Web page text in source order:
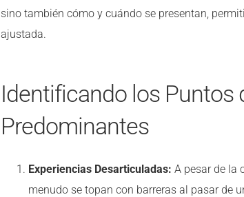
sino también cómo y cuándo se presentan,
ajustada.
Identificando los Puntos
Predominantes
Experiencias Desarticuladas: A pesar de la
menudo se topan con barreras al pasar de